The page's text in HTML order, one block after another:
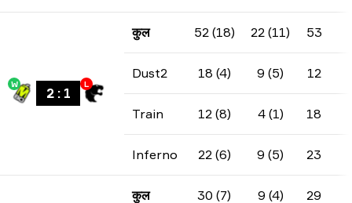
W
2: 1
L
कुल 52 (18) 22 (11) 53
Dust2 18 (4) 9 (5) 12
Train 12 (8) 4 (1) 18
Inferno 22 (6) 9 (5) 23
कुल 30 (7) 9 (4) 29